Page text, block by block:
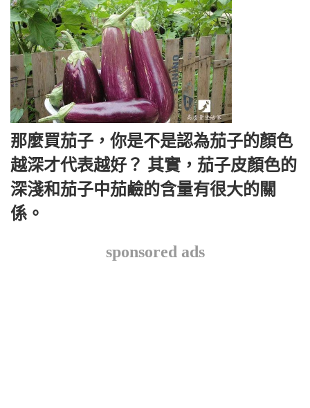
那麼買茄子，你是不是認為茄子的顏色
越深才代表越好？ 其實，茄子皮顏色的
深淺和茄子中茄鹼的含量有很大的關
係。
sponsored ads